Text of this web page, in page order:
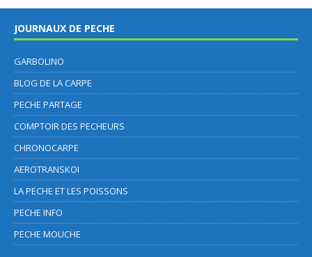
JOURNAUX DE PECHE
GARBOLINO
BLOG DE LA CARPE
PECHE PARTAGE
COMPTOIR DES PECHEURS
CHRONOCARPE
AEROTRANSKOI
LA PECHE ET LES POISSONS
PECHE INFO
PECHE MOUCHE